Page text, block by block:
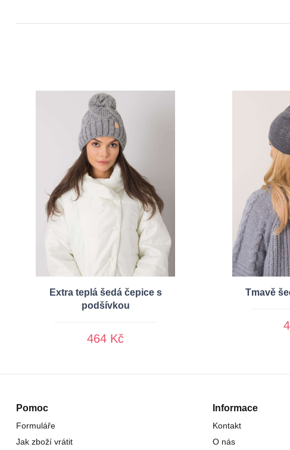
Extra teplá šedá čepice s
podšívkou
464 Kč
Tmavě
Pomoc
Formuláře
Jak zboží vrátit
Informace
Kontakt
O nás